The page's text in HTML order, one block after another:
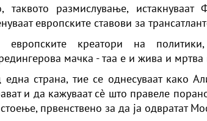
таквото размислување,
европските ставови за
европските креатори на
мачка - таа е и жива и мртва
една страна, тие се однесуваат како
и да кажуваат сè што правеле
првенствено за да ја одвратат